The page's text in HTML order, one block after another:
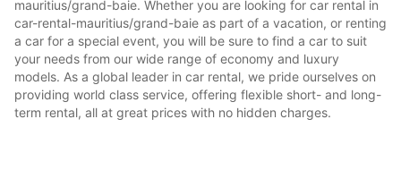
mauritius/grand-baie. Whether you are looking for car rental in
car-rental-mauritius/grand-baie as part of a vacation, or renting
a car for a special event, you will be sure to find a car to suit
your needs from our wide range of economy and luxury
models. As a global leader in car rental, we pride ourselves on
providing world class service, offering flexible short- and long-
term rental, all at great prices with no hidden charges.